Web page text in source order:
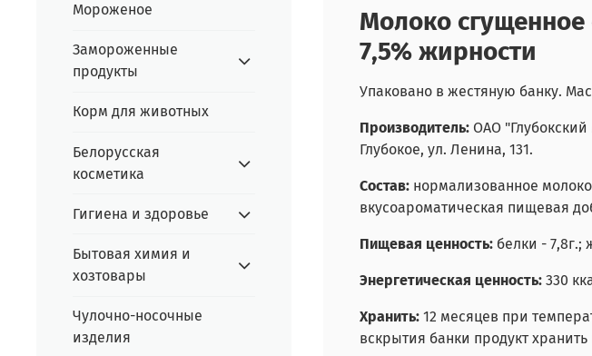
Молоко
7,5% жирности
Упаковано в жестяную банку.
Производитель: ОАО
Глубокое, ул. Ленина, 131.
Состав:нормализованное
вкусоароматическая пищевая
Пищевая ценность: белки - 7,8г.;
Энергетическая ценность: 330
Хранить: 12 месяцев при
вскрытия банки продукт
Мороженое
Замороженные
продукты
Корм для животных
Белорусская
косметика
Гигиена и здоровье
Бытовая химия и
хозтовары
Чулочно-носочные
изделия